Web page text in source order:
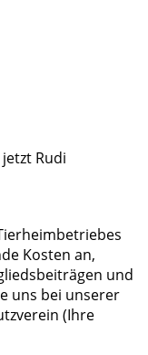
jetzt Rudi
Kosten an,
und
uns bei unserer
(Ihre